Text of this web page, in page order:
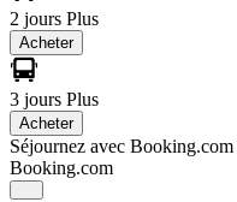
2 jours Plus
Acheter
3 jours Plus
Acheter
Séjournez avec Booking.com
Booking.com